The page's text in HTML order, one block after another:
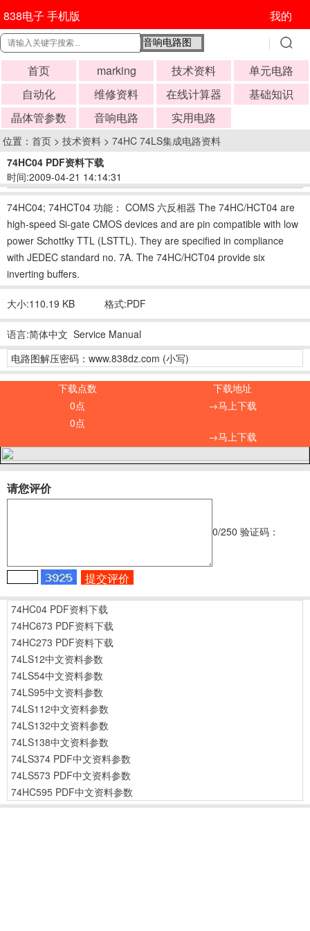
838电子 手机版 我的
首页 marking 技术资料
单元电路
自动化
维修资料 在线计算器
基础知识
晶体管参数
音响电路 实用电路
位置： 首页 > 技术资料 > 74HC 74LS集成电路资料
74HC04 PDF资料下载
时间:2009-04-21 14:14:31
74HC04; 74HCT04 功能： COMS 六反相器 The 74HC/HCT04 are
high-speed Si-gate CMOS devices and are pin compatible with low
power Schottky TTL (LSTTL). They are specified in compliance
with JEDEC standard no. 7A. The 74HC/HCT04 provide six
inverting buffers.
大小:110.19 KB 格式:PDF
语言:简体中文 Service Manual
电路图解压密码：www.838dz.com (小写)
下载点数
下载地址
0点
→马上下载
0点
→马上下载
请您评价
0/250 验证码：
74HC04 PDF资料下载
74HC673 PDF资料下载
74HC273 PDF资料下载
74LS12中文资料参数
74LS54中文资料参数
74LS95中文资料参数
74LS112中文资料参数
74LS132中文资料参数
74LS138中文资料参数
74LS374 PDF中文资料参数
74LS573 PDF中文资料参数
74HC595 PDF中文资料参数